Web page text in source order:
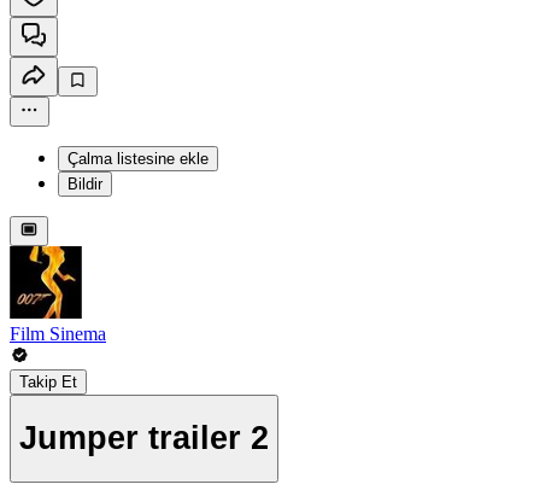
Çalma listesine ekle
Bildir
Film Sinema
Takip Et
Jumper trailer 2